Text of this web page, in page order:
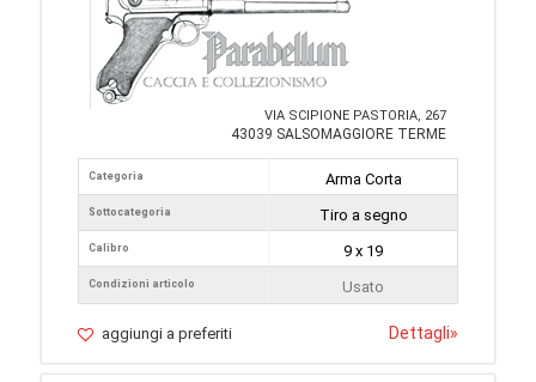
VIA SCIPIONE PASTORIA, 267
43039 SALSOMAGGIORE TERME
Categoria
Sottocategoria
Calibro
Condizioni articolo
Arma Corta
Tiro a segno
9 x 19
Usato
aggiungi a preferiti Dettagli»